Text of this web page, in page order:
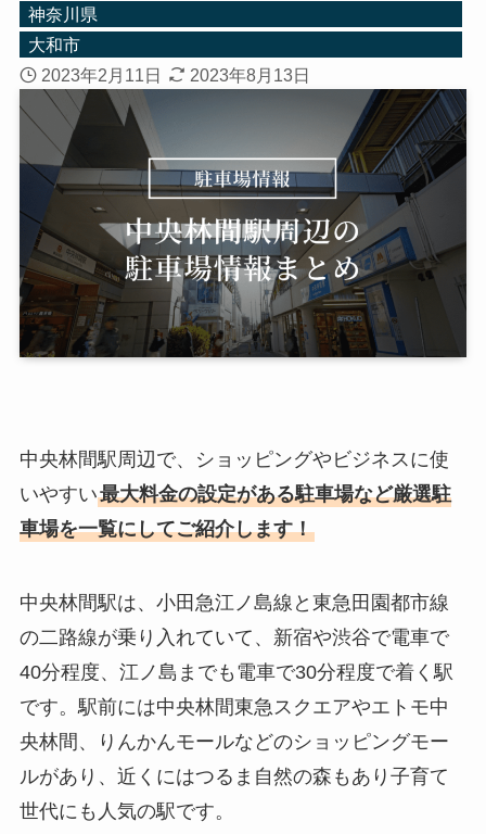
神奈川県
大和市
2023年2月11日
2023年8月13日
中央林間駅周辺で、ショッピングやビジネスに使
いやすい最大料金の設定がある駐車場など厳選駐
車場を一覧にしてご紹介します！
中央林間駅は、小田急江ノ島線と東急田園都市線
の二路線が乗り入れていて、新宿や渋谷で電車で
40分程度、江ノ島までも電車で30分程度で着く駅
です。駅前には中央林間東急スクエアやエトモ中
央林間、りんかんモールなどのショッピングモー
ルがあり、近くにはつるま自然の森もあり子育て
世代にも人気の駅です。